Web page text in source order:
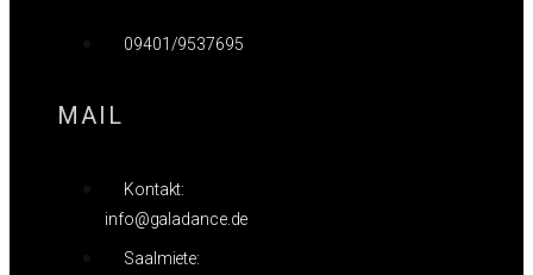
09401/9537695
MAIL
Kontakt:
info@galadance.de
Saalmiete: